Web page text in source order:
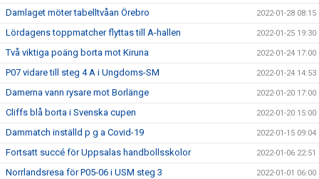
Damlaget möter tabelltvåan Örebro 2022-01-28 08:15
Lördagens toppmatcher flyttas till A-hallen 2022-01-25 19:30
Två viktiga poäng borta mot Kiruna 2022-01-24 17:00
P07 vidare till steg 4 A i Ungdoms-SM 2022-01-24 14:53
Damerna vann rysare mot Borlänge 2022-01-20 17:00
Cliffs blå borta i Svenska cupen 2022-01-20 15:00
Dammatch inställd p g a Covid-19 2022-01-15 09:04
Fortsatt succé för Uppsalas handbollsskolor 2022-01-06 22:51
Norrlandsresa för P05-06 i USM steg 3 2022-01-01 06:00